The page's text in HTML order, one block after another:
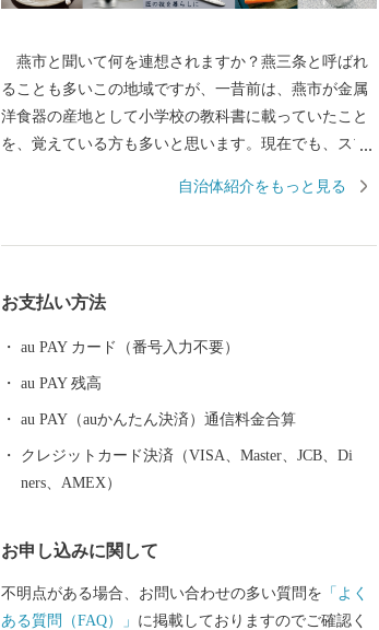
燕市と聞いて何を連想されますか？燕三条と呼ばれ
ることも多いこの地域ですが、一昔前は、燕市が金属
洋食器の産地として小学校の教科書に載っていたこと
を、覚えている方も多いと思います。現在でも、スプ
0％以上を占め、鍋やフライパン、包丁をはじめとした
がノーベル賞授賞式の晩餐会で使用されています！そ
す。 燕産の金属洋食器・金属ハウスウェアを使え
ば、ご家庭での食事も高級レストランでのディナーに
早がわり！ そのほか、伝統工芸品の鎚起銅器、美味
自治体紹介をもっと見る
お支払い方法
au PAY カード（番号入力不要）
au PAY 残高
au PAY（auかんたん決済）通信料金合算
クレジットカード決済（VISA、Master、JCB、Di
ners、AMEX）
お申し込みに関して
不明点がある場合、お問い合わせの多い質問を 「よく
ある質問（FAQ）」 に掲載しておりますのでご確認く